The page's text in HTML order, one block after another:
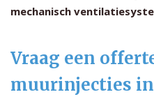
mechanisch
Vraag een
muurinjecties